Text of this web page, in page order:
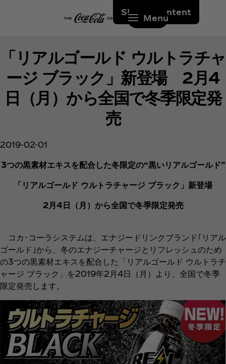
Skip to content
Menu
「リアルゴールド ウルトラチャ
ージ ブラック」新登場 2月4
日（月）から全国で冬季限定発
売
2019-02-01
3つの黒素材エキスを配合した冬限定の“黒いリアルゴールド”
「リアルゴールド ウルトラチャージ ブラック」新登場
2月4日（月）から全国で冬季限定発売
コカ･コーラシステムは、エナジードリンクブランド｢リアル
ゴールド｣から、冬のエナジーチャージとリフレッシュのため
の3つの黒素材エキスを配合した「リアルゴールド ウルトラチ
ャージ ブラック」を2019年2月4日（月）より、全国で冬季
限定発売します。